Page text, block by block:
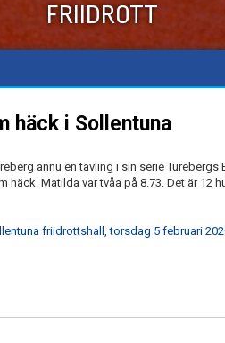
FRIIDROTT
häck i Sollentuna
ännu en tävling i sin serie Turebergs
häck. Matilda var tvåa på 8.73. Det är 12
friidrottshall, torsdag 5 februari